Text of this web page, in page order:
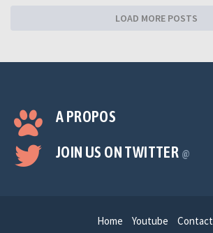
LOAD MORE POSTS
A PROPOS
JOIN US ON TWITTER @
Home Youtube Contact